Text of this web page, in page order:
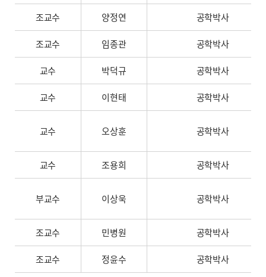
조교수 양정연 공학박사
조교수 임종관 공학박사
교수 박덕규 공학박사
교수 이현태 공학박사
교수 오상훈 공학박사
교수 조용희 공학박사
부교수 이상욱 공학박사
조교수 민병원 공학박사
조교수 정윤수 공학박사